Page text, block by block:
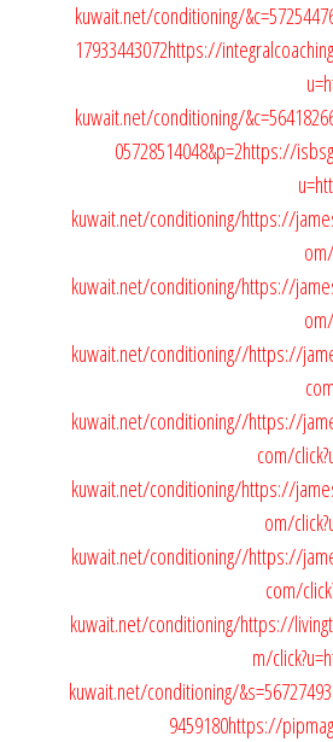
kuwait.net/conditioning/
17933443072https://
kuwait.net/conditioning/
05728514048&p=2https://
kuwait.net/conditioning/https://
kuwait.net/conditioning/https://
kuwait.net/conditioning//https://
kuwait.net/conditioning//https://
com/
kuwait.net/conditioning/https://
om/
kuwait.net/conditioning//https://
com/
kuwait.net/conditioning/https://
m/
kuwait.net/conditioning/
9459180https://